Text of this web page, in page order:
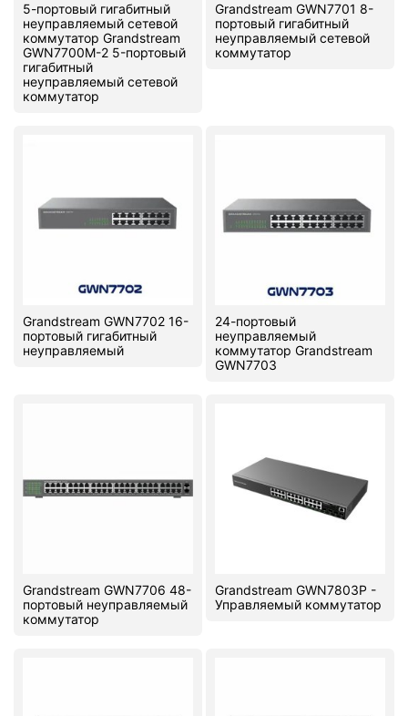
5-портовый гигабитный
неуправляемый сетевой
коммутатор Grandstream
GWN7700M-2 5-портовый
гигабитный
неуправляемый сетевой
коммутатор
Grandstream GWN7701 8-
портовый гигабитный
неуправляемый сетевой
коммутатор
Grandstream GWN7702 16-
портовый гигабитный
неуправляемый
24-портовый
неуправляемый
коммутатор Grandstream
GWN7703
Grandstream GWN7706 48-
портовый неуправляемый
коммутатор
Grandstream GWN7803P -
Управляемый коммутатор